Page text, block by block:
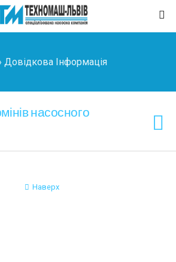
Довідкова Інформація
насосного
Наверх